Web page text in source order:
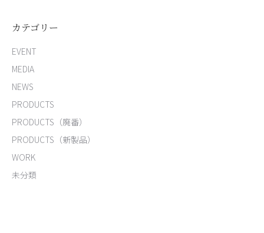
カテゴリー
EVENT
MEDIA
NEWS
PRODUCTS
PRODUCTS（廃番）
PRODUCTS（新製品）
WORK
未分類